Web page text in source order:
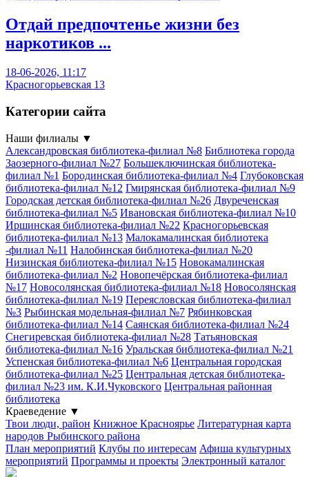
Отдай предпочтенье жизни без
наркотиков ...
18-06-2026, 11:17
Красногорьевская 13
Категории сайта
Наши филиалы ▼
Александровская библиотека-филиал №8 Библиотека города
Заозерного-филиал №27 Большеключинская библиотека-
филиал №1 Бородинская библиотека-филиал №4 Глубоковская
библиотека-филиал №12 Гмирянская библиотека-филиал №9
Городская детская библиотека-филиал №26 Двуреченская
библиотека-филиал №5 Ивановская библиотека-филиал №10
Иршинская библиотека-филиал №22 Красногорьевская
библиотека-филиал №13 Малокамалинская библиотека
-филиал №11 Налобинская библиотека-филиал №20
Низинская библиотека-филиал №15 Новокамалинская
библиотека-филиал №2 Новопечёрская библиотека-филиал
№17 Новосолянская библиотека-филиал №18 Новосолянская
библиотека-филиал №19 Переясловская библиотека-филиал
№3 Рыбинская модельная-филиал №7 Рябинковская
библиотека-филиал №14 Саянская библиотека-филиал №24
Снегиревская библиотека-филиал №28 Татьяновская
библиотека-филиал №16 Уральская библиотека-филиал №21
Успенская библиотека-филиал №6 Центральная городская
библиотека-филиал №25 Центральная детская библиотека-
филиал №23 им. К.И.Чуковского Центральная районная
библиотека
Краеведение ▼
Твои люди, район Книжное Красноярье Литературная карта
народов Рыбинского района
План мероприятий Клубы по интересам Афиша культурных
мероприятий Программы и проекты Электронный каталог